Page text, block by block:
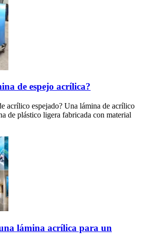
de espejo acrílica?
acrílico espejado? Una lámina de acrílico
de plástico ligera fabricada con material
lámina acrílica para un